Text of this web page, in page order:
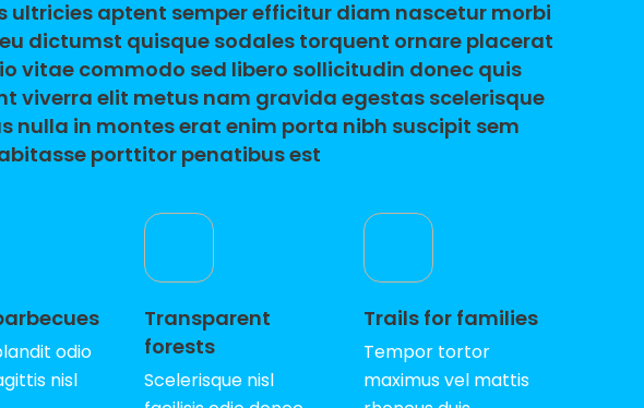
ultricies aptent semper efficitur diam nascetur morbi
dictumst quisque sodales torquent ornare placerat
vitae commodo sed libero sollicitudin donec quis
viverra elit metus nam gravida egestas scelerisque
nulla in montes erat enim porta nibh suscipit sem
porttitor penatibus est
odio
nisl
Transparent
forests
Scelerisque nisl
Trails for families
Tempor tortor
maximus vel mattis